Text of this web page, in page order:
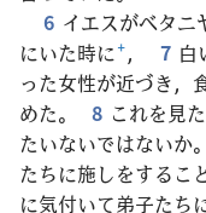
6 イエスがベタニ
にいた時に+， 7 白
った女性が近づき，
めた。
8 これを見
たいないではないか。
たちに施しをするこ
に気付いて弟子たち